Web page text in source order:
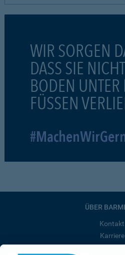
WIR SORGEN
DASS SIE
BODEN UNTER
FÜSSEN
ÜBER
Kontakt
Karriere